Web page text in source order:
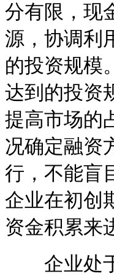
分有限，现
源，协调利
的投资规模
达到的投资
提高市场的
况确定融资
行，不能盲
企业在初创
资金积累来
企业处于